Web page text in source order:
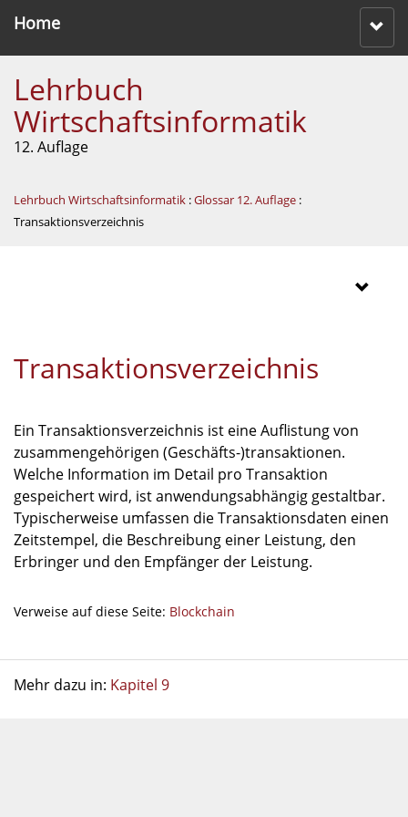
Home
Lehrbuch
Wirtschaftsinformatik
12. Auflage
Lehrbuch Wirtschaftsinformatik :Glossar 12. Auflage :
Transaktionsverzeichnis
Transaktionsverzeichnis
Ein Transaktionsverzeichnis ist eine Auflistung von
zusammengehörigen (Geschäfts-)transaktionen.
Welche Information im Detail pro Transaktion
gespeichert wird, ist anwendungsabhängig gestaltbar.
Typischerweise umfassen die Transaktionsdaten einen
Zeitstempel, die Beschreibung einer Leistung, den
Erbringer und den Empfänger der Leistung.
Verweise auf diese Seite: Blockchain
Mehr dazu in: Kapitel 9